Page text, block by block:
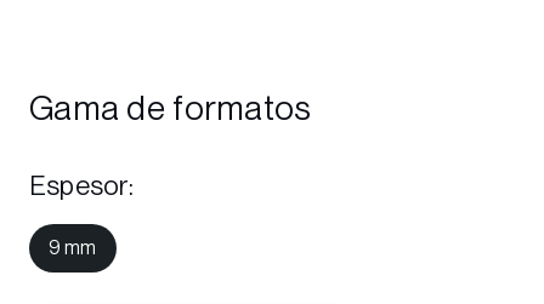
Gama de formatos
Espesor:
9 mm